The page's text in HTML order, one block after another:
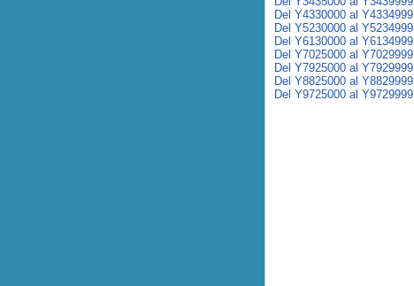
Del Y4330000 al Y4334999
Del Y5230000 al Y5234999
Del Y6130000 al Y6134999
Del Y7025000 al Y7029999
Del Y7925000 al Y7929999
Del Y8825000 al Y8829999
Del Y9725000 al Y9729999